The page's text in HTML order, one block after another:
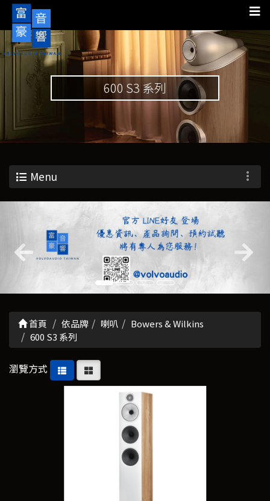
600 S3 系列
Menu
首頁 依品牌 喇叭
Bowers & Wilkins
600 S3 系列
瀏覽方式